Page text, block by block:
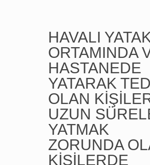
HAVALI
ORTAMINDA
HASTANEDE
YATARAK
OLAN
UZUN
YATMAK
ZORUNDA
KİŞİLERDE